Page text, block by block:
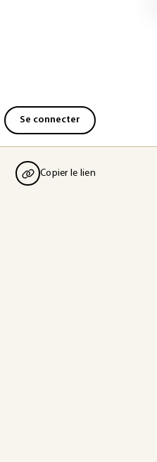
Se connecter
Copier le lien